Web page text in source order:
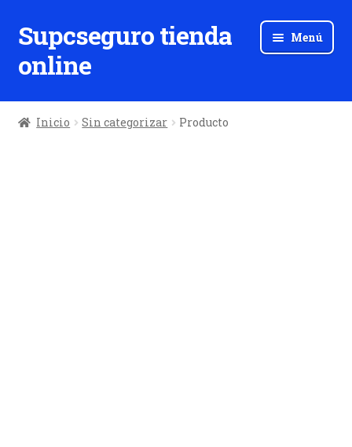
Ir
a
la
Ir
al
contenido
Supcseguro tienda
online
Menú
Inicio Sin categorizar Producto